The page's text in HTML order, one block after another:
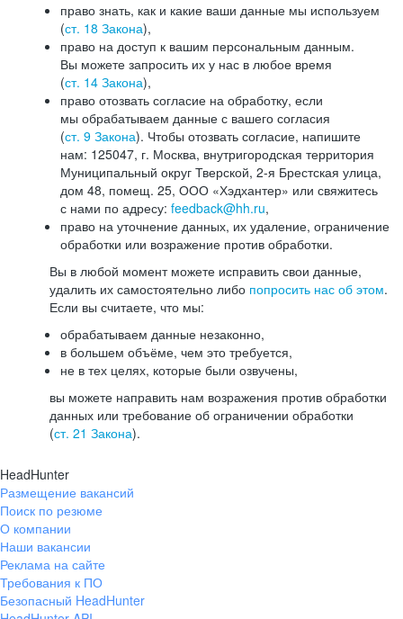
право знать, как и какие ваши данные мы используем
(ст. 18 Закона),
право на доступ к вашим персональным данным.
Вы можете запросить их у нас в любое время
(ст. 14 Закона),
право отозвать согласие на обработку, если
мы обрабатываем данные с вашего согласия
(ст. 9 Закона). Чтобы отозвать согласие, напишите
нам: 125047, г. Москва, внутригородская территория
Муниципальный округ Тверской, 2-я Брестская улица,
дом 48, помещ. 25, ООО «Хэдхантер» или свяжитесь
с нами по адресу: feedback@hh.ru,
право на уточнение данных, их удаление, ограничение
обработки или возражение против обработки.
Вы в любой момент можете исправить свои данные,
удалить их самостоятельно либо попросить нас об этом.
Если вы считаете, что мы:
обрабатываем данные незаконно,
в большем объёме, чем это требуется,
не в тех целях, которые были озвучены,
вы можете направить нам возражения против обработки
данных или требование об ограничении обработки
(ст. 21 Закона).
HeadHunter
Размещение вакансий
Поиск по резюме
О компании
Наши вакансии
Реклама на сайте
Требования к ПО
Безопасный HeadHunter